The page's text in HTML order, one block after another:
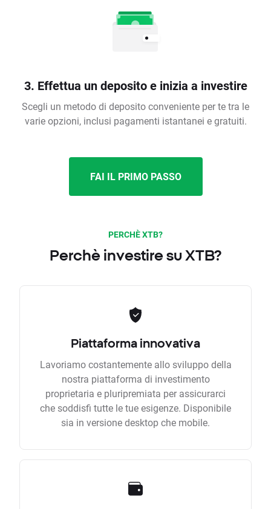
3. Effettua un deposito e inizia a investire
Scegli un metodo di deposito conveniente per te tra le
varie opzioni, inclusi pagamenti istantanei e gratuiti.
FAI IL PRIMO PASSO
PERCHÈ XTB?
Perchè investire su XTB?
Piattaforma innovativa
Lavoriamo costantemente allo sviluppo della
nostra piattaforma di investimento
proprietaria e pluripremiata per assicurarci
che soddisfi tutte le tue esigenze. Disponibile
sia in versione desktop che mobile.